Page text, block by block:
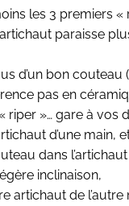
les 3 premiers «
paraisse
d’un bon couteau
pas en
riper »… gare à vos
d’une main,
dans
inclinaison,
artichaut de l’autre